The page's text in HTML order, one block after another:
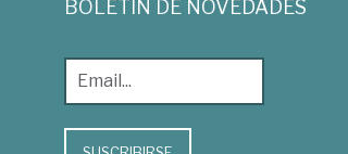
BOLETÍN DE NOVEDADES